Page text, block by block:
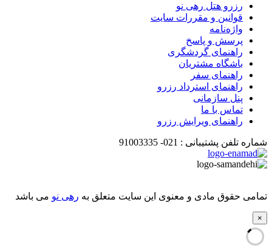
رزرو هتل رهی نو
قوانین و مقررات سایت
واژه‌نامه
پرسش و پاسخ
راهنمای گردشگری
باشگاه مشتریان
راهنمای سفر
راهنمای استرداد رزرو
پنل سازمانی
تماس با ما
راهنمای ویرایش رزرو
شماره تلفن پشتیبانی : 021-
91003335
تمامی حقوق مادی و معنوی این سایت متعلق به رهی نو می باشد
×